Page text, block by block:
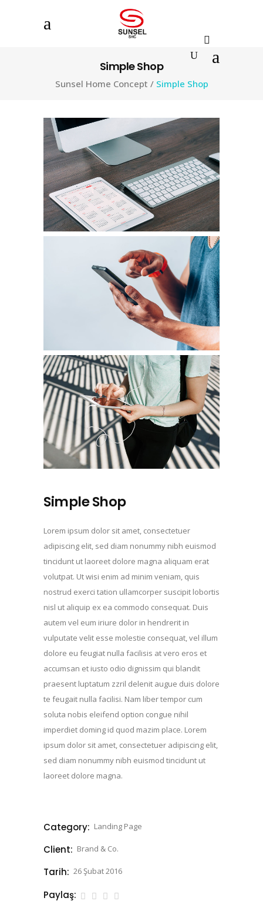
Simple Shop
Sunsel Home Concept / Simple Shop
Simple Shop
Lorem ipsum dolor sit amet, consectetuer
adipiscing elit, sed diam nonummy nibh euismod
tincidunt ut laoreet dolore magna aliquam erat
volutpat. Ut wisi enim ad minim veniam, quis
nostrud exerci tation ullamcorper suscipit lobortis
nisl ut aliquip ex ea commodo consequat. Duis
autem vel eum iriure dolor in hendrerit in
vulputate velit esse molestie consequat, vel illum
dolore eu feugiat nulla facilisis at vero eros et
accumsan et iusto odio dignissim qui blandit
praesent luptatum zzril delenit augue duis dolore
te feugait nulla facilisi. Nam liber tempor cum
soluta nobis eleifend option congue nihil
imperdiet doming id quod mazim place. Lorem
ipsum dolor sit amet, consectetuer adipiscing elit,
sed diam nonummy nibh euismod tincidunt ut
laoreet dolore magna.
Category: Landing Page
Client: Brand & Co.
Tarih: 26 Şubat 2016
Paylaş: